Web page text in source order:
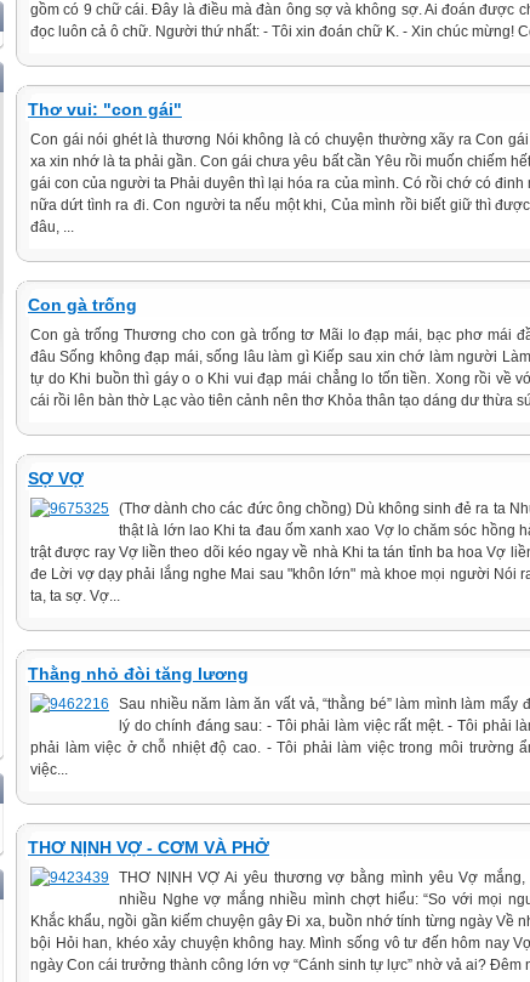
gồm có 9 chữ cái. Đây là điều mà đàn ông sợ và không sợ. Ai đoán được
đọc luôn cả ô chữ. Người thứ nhất: - Tôi xin đoán chữ K. - Xin chúc mừng!
Thơ vui: "con gái"
Con gái nói ghét là thương Nói không là có chuyện thường xãy ra Con
xa xin nhớ là ta phải gần. Con gái chưa yêu bất cần Yêu rồi muốn chiếm
gái con của người ta Phải duyên thì lại hóa ra của mình. Có rồi chớ có đinh
nữa dứt tình ra đi. Con người ta nếu một khi, Của mình rồi biết giữ thì
đâu, ...
Con gà trống
Con gà trống Thương cho con gà trống tơ Mãi lo đạp mái, bạc phơ mái
đâu Sống không đạp mái, sống lâu làm gì Kiếp sau xin chớ làm người
tự do Khi buồn thì gáy o o Khi vui đạp mái chẳng lo tốn tiền. Xong rồi về
cái rồi lên bàn thờ Lạc vào tiên cảnh nên thơ Khỏa thân tạo dáng dư thừa
SỢ VỢ
(Thơ dành cho các đức ông chồng) Dù không sinh đẻ ra ta
thật là lớn lao Khi ta đau ốm xanh xao Vợ lo chăm sóc hồng
trật được ray Vợ liền theo dõi kéo ngay về nhà Khi ta tán tỉnh ba hoa Vợ
đe Lời vợ dạy phải lắng nghe Mai sau "khôn lớn" mà khoe mọi người Nói
ta, ta sợ. Vợ...
Thằng nhỏ đòi tăng lương
Sau nhiều năm làm ăn vất vả, “thằng bé” làm mình làm mẩy
lý do chính đáng sau: - Tôi phải làm việc rất mệt. - Tôi phải
phải làm việc ở chỗ nhiệt độ cao. - Tôi phải làm việc trong môi trường
việc...
THƠ NỊNH VỢ - CƠM VÀ PHỞ
THƠ NỊNH VỢ Ai yêu thương vợ bằng mình yêu Vợ
nhiều Nghe vợ mắng nhiều mình chợt hiểu: “So với mọi
Khắc khẩu, ngồi gần kiếm chuyện gây Đi xa, buồn nhớ tính từng ngày Về
bội Hỏi han, khéo xảy chuyện không hay. Mình sống vô tư đến hôm nay
ngày Con cái trưởng thành công lớn vợ “Cánh sinh tự lực” nhờ vả ai? Đêm